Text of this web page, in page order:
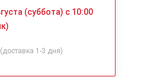
(суббота) с 10:00
(доставка 1-3 дня)